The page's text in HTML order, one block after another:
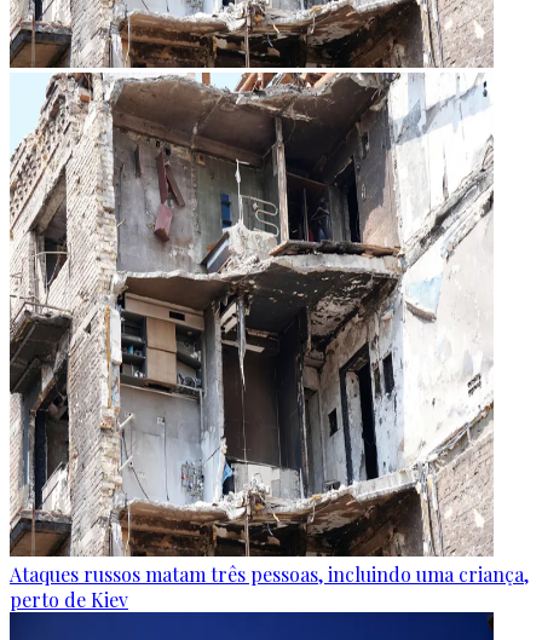
Ataques russos matam três pessoas, incluindo uma criança,
perto de Kiev